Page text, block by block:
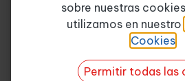
2.Saber la estructura del código
3.Análisis de los regímenes y
Quiero más info
sobre nuestras
utilizamos en nuestro
Cookies.
Permitir todas las